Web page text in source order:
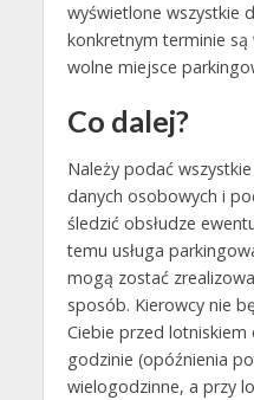
wyświetlone wszystkie
konkretnym terminie
wolne miejsce
Co dalej?
Należy podać
danych osobowych i
śledzić obsłudze
temu usługa
mogą zostać
sposób. Kierowcy nie
Ciebie przed
godzinie (opóźnienia
wielogodzinne, a przy